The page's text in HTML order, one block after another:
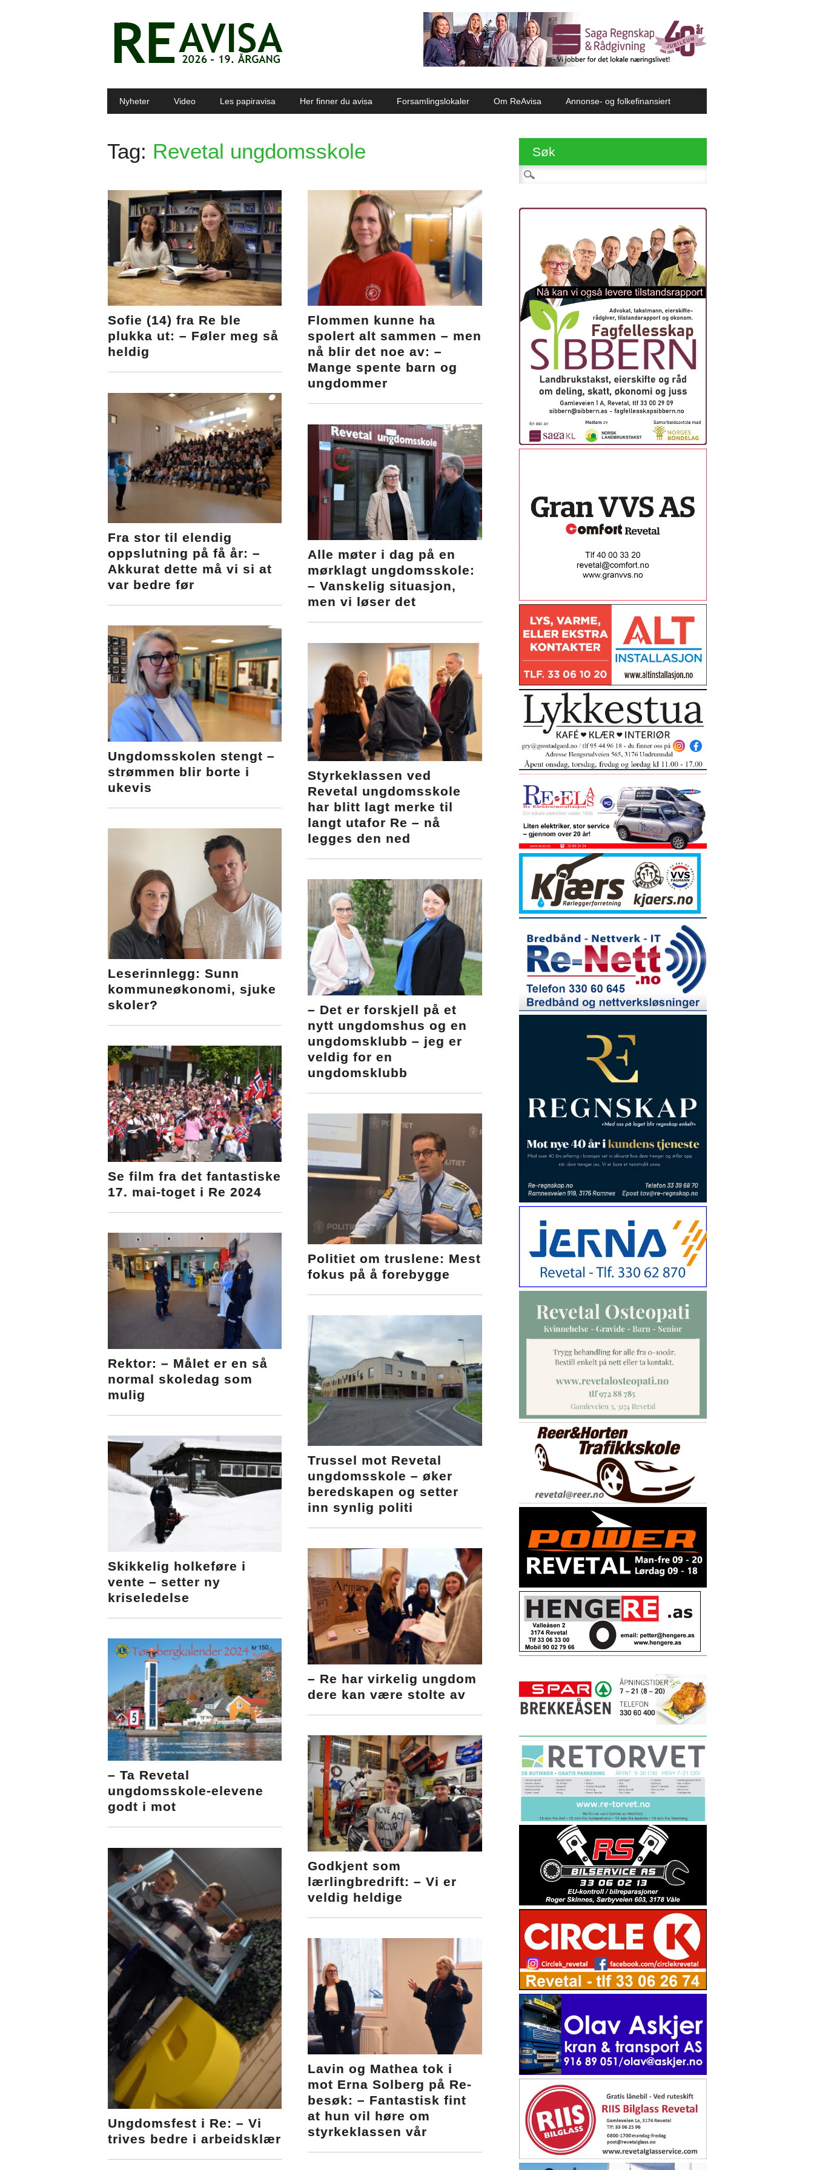
Main menu
Nyheter Video Les papiravisa Her finner du avisa Forsamlingslokaler Om ReAvisa Annonse- og folkefinansiert
Tag: Revetal ungdomsskole
Sofie (14) fra Re ble
plukka ut: – Føler meg så
heldig
Flommen kunne ha
spolert alt sammen – men
nå blir det noe av: –
Mange spente barn og
ungdommer
Fra stor til elendig
oppslutning på få år: –
Akkurat dette må vi si at
var bedre før
Alle møter i dag på en
mørklagt ungdomsskole:
– Vanskelig situasjon,
men vi løser det
Ungdomsskolen stengt –
strømmen blir borte i
ukevis
Styrkeklassen ved
Revetal ungdomsskole
har blitt lagt merke til
langt utafor Re – nå
legges den ned
Leserinnlegg: Sunn
kommuneøkonomi, sjuke
skoler?
– Det er forskjell på et
nytt ungdomshus og en
ungdomsklubb – jeg er
veldig for en
ungdomsklubb
Se film fra det fantastiske
17. mai-toget i Re 2024
Politiet om truslene: Mest
fokus på å forebygge
Rektor: – Målet er en så
normal skoledag som
mulig
Trussel mot Revetal
ungdomsskole – øker
beredskapen og setter
inn synlig politi
Skikkelig holkeføre i
vente – setter ny
kriseledelse
– Re har virkelig ungdom
dere kan være stolte av
– Ta Revetal
ungdomsskole-elevene
godt i mot
Godkjent som
lærlingbredrift: – Vi er
veldig heldige
Ungdomsfest i Re: – Vi
trives bedre i arbeidsklær
Lavin og Mathea tok i
mot Erna Solberg på Re-
besøk: – Fantastisk fint
at hun vil høre om
styrkeklassen vår
Søk
Søk etter: